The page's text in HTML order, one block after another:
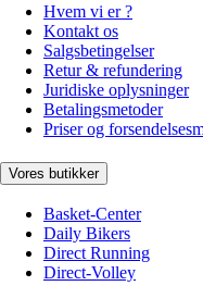
Hvem vi er ?
Kontakt os
Salgsbetingelser
Retur & refundering
Juridiske oplysninger
Betalingsmetoder
Priser og
Vores butikker
Basket-Center
Daily Bikers
Direct Running
Direct-Volley